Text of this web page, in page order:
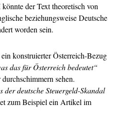
der Text theoretisch von
beziehungsweise Deutsche
worden sein.
konstruierter Österreich-Bezug
das für Österreich bedeutet“
sehen.
deutsche Steuergeld-Skandal
zum Beispiel ein Artikel im